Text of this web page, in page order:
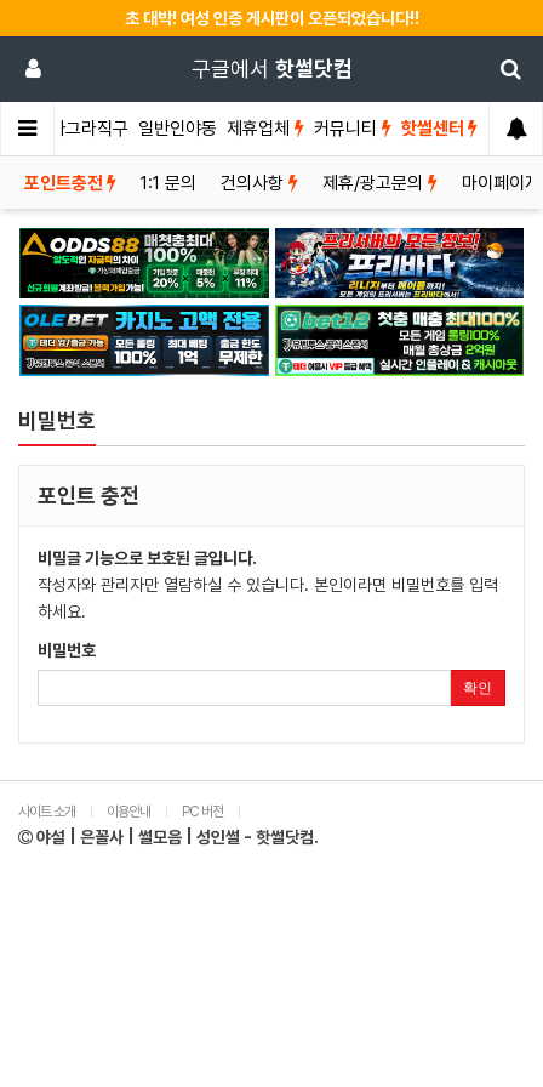
초 대박! 여성 인증 게시판이 오픈되었습니다!!
구글에서 핫썰닷컴
비아그라직구 일반인야동 제휴업체 커뮤니티 핫썰센터
포인트충전 1:1 문의 건의사항 제휴/광고문의 마이페이지
비밀번호
포인트 충전
비밀글 기능으로 보호된 글입니다.
작성자와 관리자만 열람하실 수 있습니다. 본인이라면 비밀번호를 입력
하세요.
비밀번호
확인
사이트 소개 이용안내 PC 버전
야설 | 은꼴사 | 썰모음 | 성인썰 - 핫썰닷컴.